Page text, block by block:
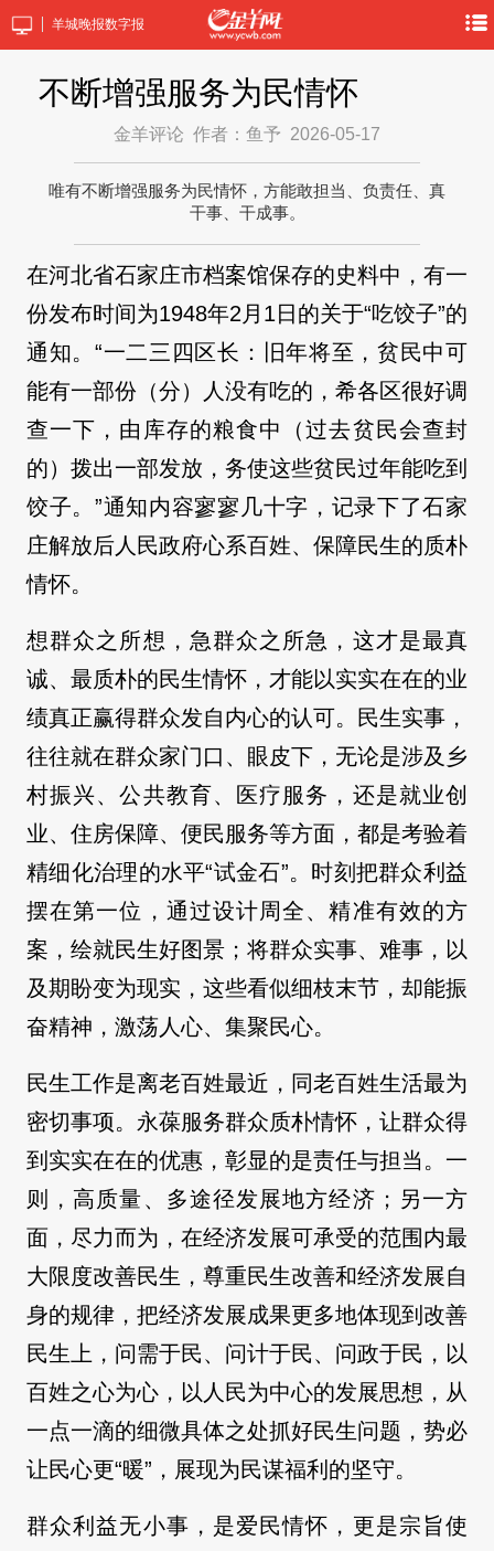
羊城晚报数字报
不断增强服务为民情怀
金羊评论 作者：鱼予 2026-05-17
唯有不断增强服务为民情怀，方能敢担当、负责任、真
干事、干成事。
在河北省石家庄市档案馆保存的史料中，有一
份发布时间为1948年2月1日的关于“吃饺子”的
通知。“一二三四区长：旧年将至，贫民中可
能有一部份（分）人没有吃的，希各区很好调
查一下，由库存的粮食中（过去贫民会查封
的）拨出一部发放，务使这些贫民过年能吃到
饺子。”通知内容寥寥几十字，记录下了石家
庄解放后人民政府心系百姓、保障民生的质朴
情怀。
想群众之所想，急群众之所急，这才是最真
诚、最质朴的民生情怀，才能以实实在在的业
绩真正赢得群众发自内心的认可。民生实事，
往往就在群众家门口、眼皮下，无论是涉及乡
村振兴、公共教育、医疗服务，还是就业创
业、住房保障、便民服务等方面，都是考验着
精细化治理的水平“试金石”。时刻把群众利益
摆在第一位，通过设计周全、精准有效的方
案，绘就民生好图景；将群众实事、难事，以
及期盼变为现实，这些看似细枝末节，却能振
奋精神，激荡人心、集聚民心。
民生工作是离老百姓最近，同老百姓生活最为
密切事项。永葆服务群众质朴情怀，让群众得
到实实在在的优惠，彰显的是责任与担当。一
则，高质量、多途径发展地方经济；另一方
面，尽力而为，在经济发展可承受的范围内最
大限度改善民生，尊重民生改善和经济发展自
身的规律，把经济发展成果更多地体现到改善
民生上，问需于民、问计于民、问政于民，以
百姓之心为心，以人民为中心的发展思想，从
一点一滴的细微具体之处抓好民生问题，势必
让民心更“暖”，展现为民谋福利的坚守。
群众利益无小事，是爱民情怀，更是宗旨使